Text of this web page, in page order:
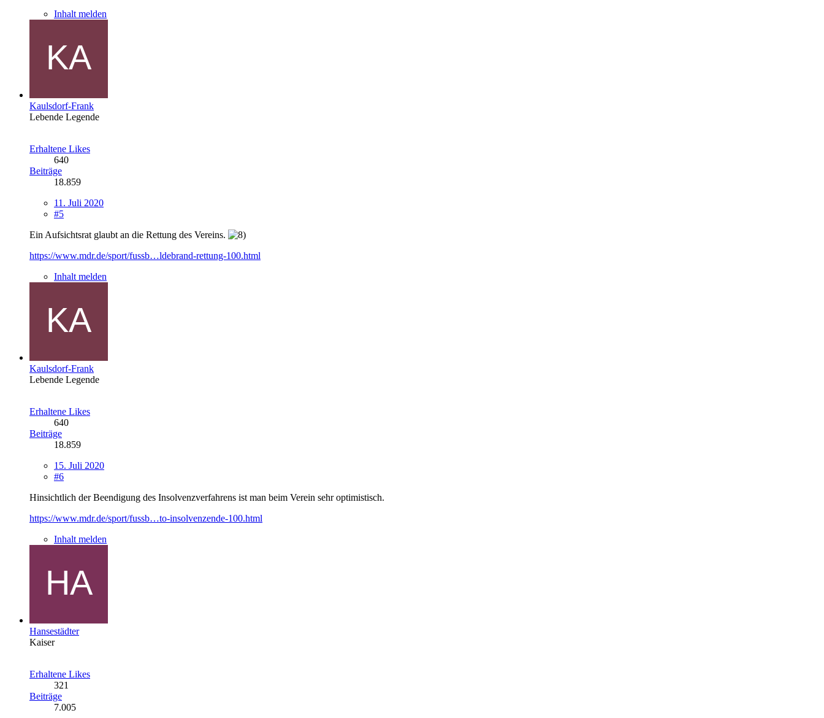
Inhalt melden
Kaulsdorf-Frank
Lebende Legende
Erhaltene Likes
640
Beiträge
18.859
11. Juli 2020
#5
Ein Aufsichtsrat glaubt an die Rettung des Vereins.
https://www.mdr.de/sport/fussb…ldebrand-rettung-100.html
Inhalt melden
Kaulsdorf-Frank
Lebende Legende
Erhaltene Likes
640
Beiträge
18.859
15. Juli 2020
#6
Hinsichtlich der Beendigung des Insolvenzverfahrens ist man beim Verein sehr optimistisch.
https://www.mdr.de/sport/fussb…to-insolvenzende-100.html
Inhalt melden
Hansestädter
Kaiser
Erhaltene Likes
321
Beiträge
7.005